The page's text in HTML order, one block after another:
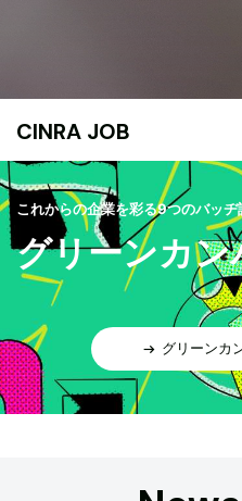
CINRA JOB
これからの企業を彩る9つのバッヂ
グリーンカン
グリーンカ